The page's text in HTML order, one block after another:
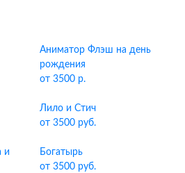
Аниматор Флэш на день
рождения
от 3500 р.
Лило и Стич
от 3500 руб.
и
Богатырь
от 3500 руб.